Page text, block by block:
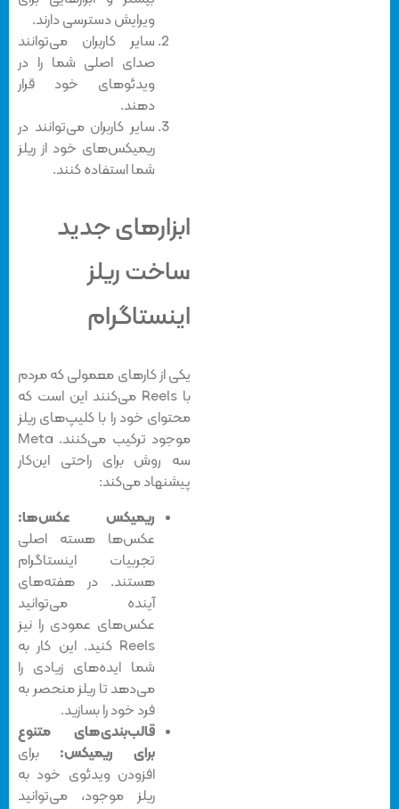
ویرایش دسترسی دارند.
سایر کاربران می‌توانند
صدای اصلی شما را در
ویدئوهای خود قرار
دهند.
سایر کاربران می‌توانند در
ریمیکس‌های خود از ریلز
شما استفاده کنند.
ابزارهای جدید
ساخت ریلز
اینستاگرام
یکی از کارهای معمولی که مردم
با Reels می‌کنند این است که
محتوای خود را با کلیپ‌های ریلز
موجود ترکیب می‌کنند. Meta
سه روش برای راحتی این‌کار
پیشنهاد می‌کند:
ریمیکس عکس‌ها:
عکس‌ها هسته‌‌ اصلی
تجربیات اینستاگرام
هستند. در هفته‌های
آینده می‌توانید
عکس‌های عمودی را نیز
Reels کنید. این کار به
شما ایده‌های زیادی را
می‌دهد تا ریلز منحصر به
فرد خود را بسازید.
قالب‌بندی‌های متنوع
برای ریمیکس:برای
افزودن ویدئوی خود به
ریلز موجود، می‌توانید